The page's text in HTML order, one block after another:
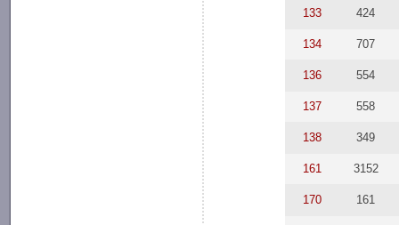
133 424
134 707
136 554
137 558
138 349
161 3152
170 161